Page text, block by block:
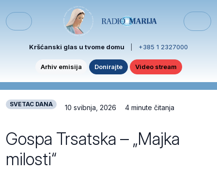
Menu
Kršćanski glas u tvome domu +385 1 2327000
Arhiv emisija Donirajte Video stream
SVETAC DANA 10 svibnja, 2026 4 minute čitanja
Gospa Trsatska – „Majka
milosti“